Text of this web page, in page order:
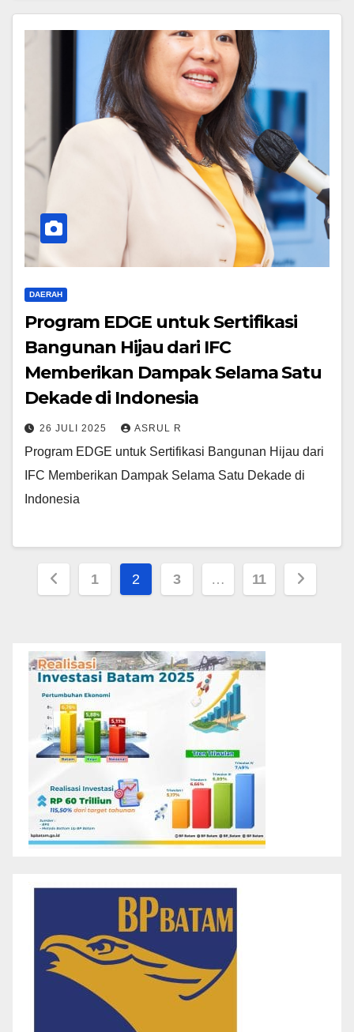
DAERAH
Program EDGE untuk Sertifikasi
Bangunan Hijau dari IFC
Memberikan Dampak Selama Satu
Dekade di Indonesia
26 JULI 2025 ASRUL R
Program EDGE untuk Sertifikasi Bangunan Hijau dari
IFC Memberikan Dampak Selama Satu Dekade di
Indonesia
Paginasi
1 2 3 … 11